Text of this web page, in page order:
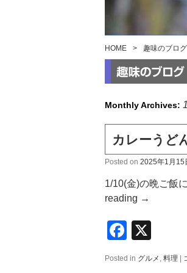
HOME > 趣味のブログ
Monthly Archives:
カレーうど
Posted on 2025年1月15
1/10(金)の晩ご飯
reading →
Posted in グルメ , 料理